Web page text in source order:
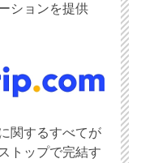
ションを提供
関するすべてが
トップで完結す